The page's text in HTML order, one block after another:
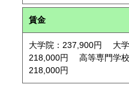
賃金
大学院：237,900円 大
218,000円 高等専門学
218,000円